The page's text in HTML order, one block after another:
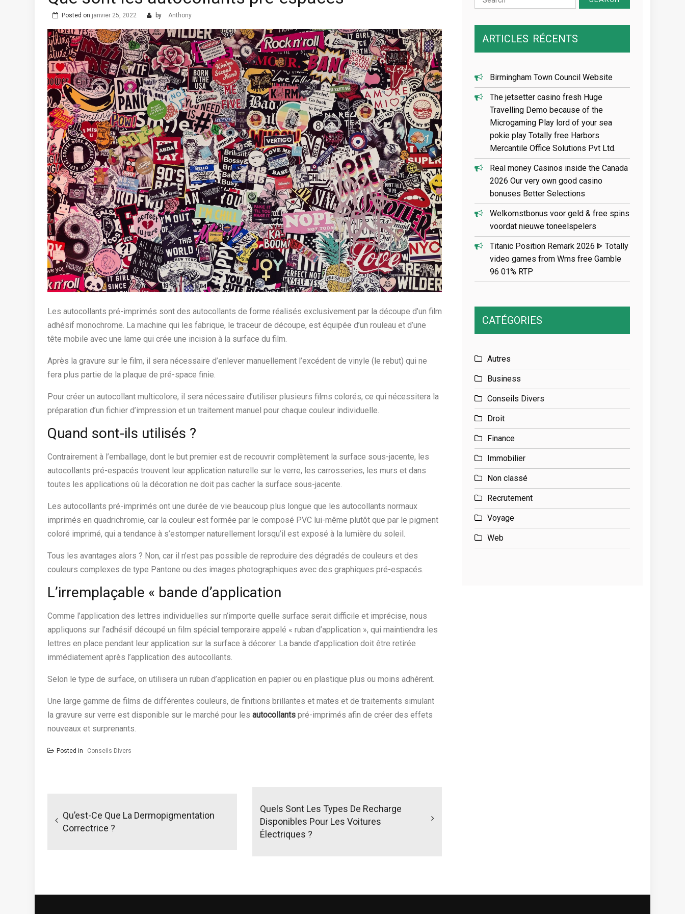
Posted on janvier 25, 2022 by Anthony
Les autocollants pré-imprimés sont des autocollants de forme réalisés exclusivement par la découpe d’un film
adhésif monochrome. La machine qui les fabrique, le traceur de découpe, est équipée d’un rouleau et d’une
tête mobile avec une lame qui crée une incision à la surface du film.
Après la gravure sur le film, il sera nécessaire d’enlever manuellement l’excédent de vinyle (le rebut) qui ne
fera plus partie de la plaque de pré-space finie.
Pour créer un autocollant multicolore, il sera nécessaire d’utiliser plusieurs films colorés, ce qui nécessitera la
préparation d’un fichier d’impression et un traitement manuel pour chaque couleur individuelle.
Quand sont-ils utilisés ?
Contrairement à l’emballage, dont le but premier est de recouvrir complètement la surface sous-jacente, les
autocollants pré-espacés trouvent leur application naturelle sur le verre, les carrosseries, les murs et dans
toutes les applications où la décoration ne doit pas cacher la surface sous-jacente.
Les autocollants pré-imprimés ont une durée de vie beaucoup plus longue que les autocollants normaux
imprimés en quadrichromie, car la couleur est formée par le composé PVC lui-même plutôt que par le pigment
coloré imprimé, qui a tendance à s’estomper naturellement lorsqu’il est exposé à la lumière du soleil.
Tous les avantages alors ? Non, car il n’est pas possible de reproduire des dégradés de couleurs et des
couleurs complexes de type Pantone ou des images photographiques avec des graphiques pré-espacés.
L’irremplaçable « bande d’application
Comme l’application des lettres individuelles sur n’importe quelle surface serait difficile et imprécise, nous
appliquons sur l’adhésif découpé un film spécial temporaire appelé « ruban d’application », qui maintiendra les
lettres en place pendant leur application sur la surface à décorer. La bande d’application doit être retirée
immédiatement après l’application des autocollants.
Selon le type de surface, on utilisera un ruban d’application en papier ou en plastique plus ou moins adhérent.
Une large gamme de films de différentes couleurs, de finitions brillantes et mates et de traitements simulant
la gravure sur verre est disponible sur le marché pour les autocollants pré-imprimés afin de créer des effets
nouveaux et surprenants.
Posted in Conseils Divers
t
Qu’est-Ce Que La Dermopigmentation
Correctrice ?
Quels Sont Les Types De Recharge
Disponibles Pour Les Voitures
Électriques ?
for:
ARTICLES RÉCENTS
Birmingham Town Council Website
The jetsetter casino fresh Huge
Travelling Demo because of the
Microgaming Play lord of your sea
pokie play Totally free Harbors
Mercantile Office Solutions Pvt Ltd.
Real money Casinos inside the Canada
2026 Our very own good casino
bonuses Better Selections
Welkomstbonus voor geld & free spins
voordat nieuwe toneelspelers
Titanic Position Remark 2026 ᐈ Totally
video games from Wms free Gamble
96 01% RTP
CATÉGORIES
Autres
Business
Conseils Divers
Droit
Finance
Immobilier
Non classé
Recrutement
Voyage
Web